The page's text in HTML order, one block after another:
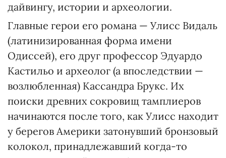
дайвингу, истории и археологии.
Главные герои его романа — Улисс Видаль
(латинизированная форма имени
Одиссей), его друг профессор Эдуардо
Кастильо и археолог (а впоследствии —
возлюбленная) Кассандра Брукс. Их
поиски древних сокровищ тамплиеров
начинаются после того, как Улисс находит
у берегов Америки затонувший бронзовый
колокол, принадлежавший когда-то